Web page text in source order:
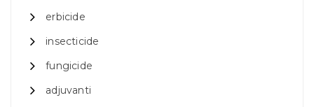
erbicide
insecticide
fungicide
adjuvanti